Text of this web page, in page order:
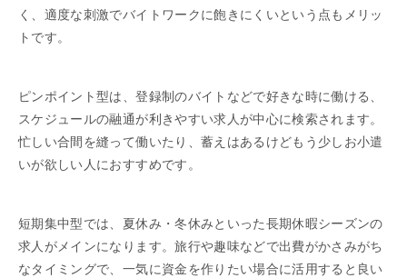
く、適度な刺激でバイトワークに飽きにくいという点もメリッ
トです。
ピンポイント型は、登録制のバイトなどで好きな時に働ける、
スケジュールの融通が利きやすい求人が中心に検索されます。
忙しい合間を縫って働いたり、蓄えはあるけどもう少しお小遣
いが欲しい人におすすめです。
短期集中型では、夏休み・冬休みといった長期休暇シーズンの
求人がメインになります。旅行や趣味などで出費がかさみがち
なタイミングで、一気に資金を作りたい場合に活用すると良い